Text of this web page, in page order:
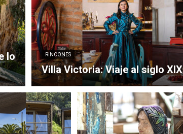
lo
RINCONES
Villa Victoria: Viaje al siglo XIX